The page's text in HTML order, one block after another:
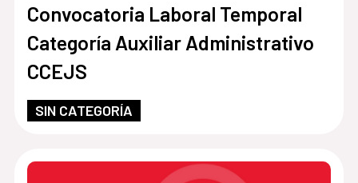
Convocatoria Laboral Temporal
Categoría Auxiliar Administrativo
CCEJS
SIN CATEGORÍA